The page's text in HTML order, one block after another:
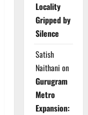
Locality
Gripped by
Silence
Satish
Naithani on
Gurugram
Metro
Expansion: